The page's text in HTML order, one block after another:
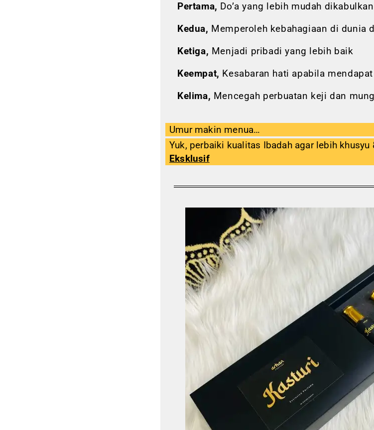
Pertama, Do’a yang lebih mudah dikabulkan
Kedua, Memperoleh kebahagiaan di dunia
Ketiga, Menjadi pribadi yang lebih baik
Keempat, Kesabaran hati apabila
Kelima, Mencegah perbuatan keji dan
Umur makin menua…
Yuk, perbaiki kualitas Ibadah agar lebih khusyu
Eksklusif